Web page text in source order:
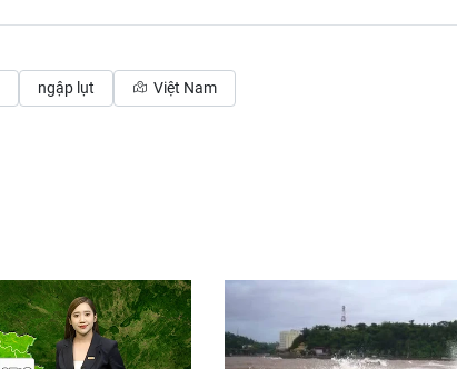
ngập lụt Việt Nam